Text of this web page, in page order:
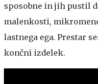
sposobne in jih pustil
malenkosti,
lastnega ega. Prestar
končni izdelek.